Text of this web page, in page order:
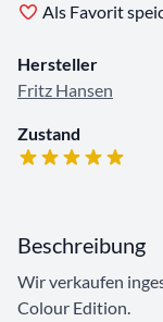
Als Favorit
Hersteller
Fritz Hansen
Zustand
Beschreibung
Wir verkaufen
Colour Edition.